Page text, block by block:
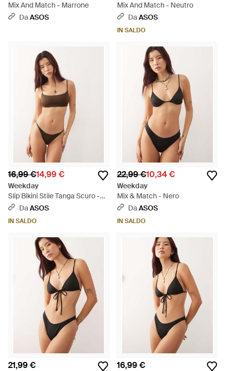
Mix And Match - Marrone
DaASOS
Mix And Match - Neutro
DaASOS
IN SALDO
16,99 €14,99 €
Weekday
Slip Bikini Stile Tanga Scuro -
Marrone
DaASOS
IN SALDO
22,99 €10,34 €
Weekday
Mix & Match - Nero
DaASOS
IN SALDO
21,99 € 16,99 €